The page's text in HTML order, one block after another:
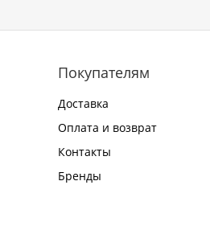
Покупателям
Доставка
Оплата и возврат
Контакты
Бренды